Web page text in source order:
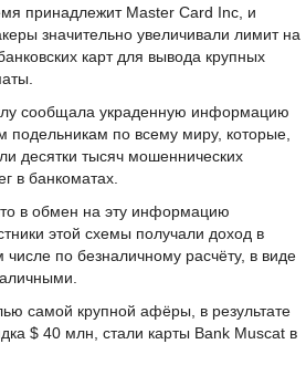
принадлежит Master Card Inc, и
значительно увеличивали лимит на
карт для вывода крупных
сообщала украденную информацию
подельникам по всему миру, которые,
десятки тысяч мошеннических
в банкоматах.
в обмен на эту информацию
этой схемы получали доход в
по безналичному расчёту, в виде
самой крупной афёры, в результате
$ 40 млн, стали карты Bank Muscat в